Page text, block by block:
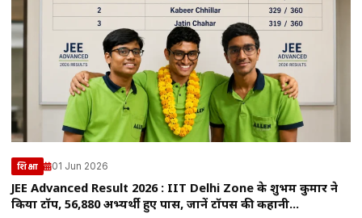
शिक्षा 01 Jun 2026
JEE Advanced Result 2026 : IIT Delhi Zone के शुभम कुमार ने
किया टॉप, 56,880 अभ्यर्थी हुए पास, जानें टॉपर्स की कहानी…